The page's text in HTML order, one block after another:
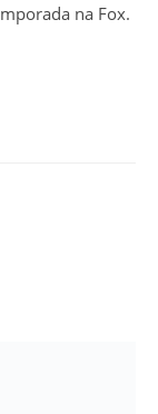
na Fox.